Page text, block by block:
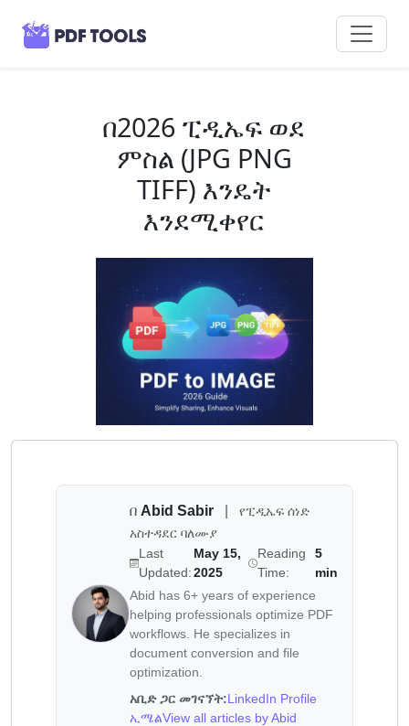
በ2026 ፒዲኤፍ ወደ
ምስል (JPG PNG
TIFF) እንዴት
እንደሚቀየር
በ Abid Sabir
የፒዲኤፍ ሰነድ
አስተዳደር ባለሙያ
Last
Updated:
May 15,
2025
Reading
Time:
5
min
Abid has 6+ years of experience
helping professionals optimize PDF
workflows. He specializes in
document conversion and file
optimization.
አቢድ ጋር መገናኘት:LinkedIn Profile
ኢሜልView all articles by Abid